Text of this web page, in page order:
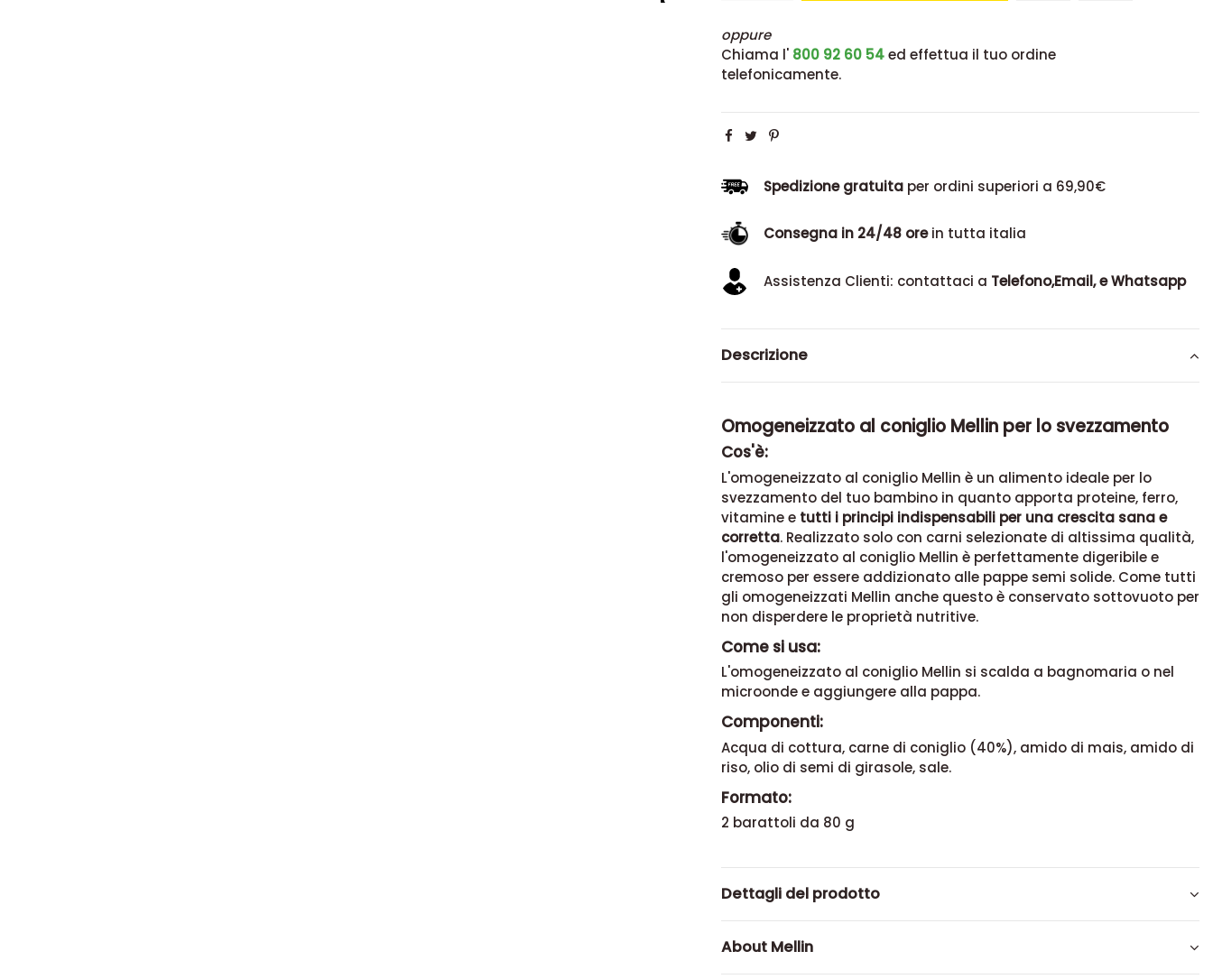
oppure
Chiama l' 800 92 60 54ed effettua il tuo ordine
telefonicamente.
Spedizione gratuitaper ordini superiori a 69,90€
Consegna in 24/48 orein tutta italia
Assistenza Clienti: contattaci a Telefono,Email, e Whatsapp
Descrizione
Omogeneizzato al coniglio Mellin per lo svezzamento
Cos'è:
L'omogeneizzato al coniglio Mellin è un alimento ideale per lo
svezzamento del tuo bambino in quanto apporta proteine, ferro,
vitamine etutti i principi indispensabili per una crescita sana e
corretta. Realizzato solo con carni selezionate di altissima qualità,
l'omogeneizzato al coniglio Mellin è perfettamente digeribile e
cremoso per essere addizionato alle pappe semi solide. Come tutti
gli omogeneizzati Mellin anche questo è conservato sottovuoto per
non disperdere le proprietà nutritive.
Come si usa:
L'omogeneizzato al coniglio Mellin si scalda a bagnomaria o nel
microonde e aggiungere alla pappa.
Componenti:
Acqua di cottura, carne di coniglio (40%), amido di mais, amido di
riso, olio di semi di girasole, sale.
Formato:
2 barattoli da 80 g
Dettagli del prodotto
About Mellin